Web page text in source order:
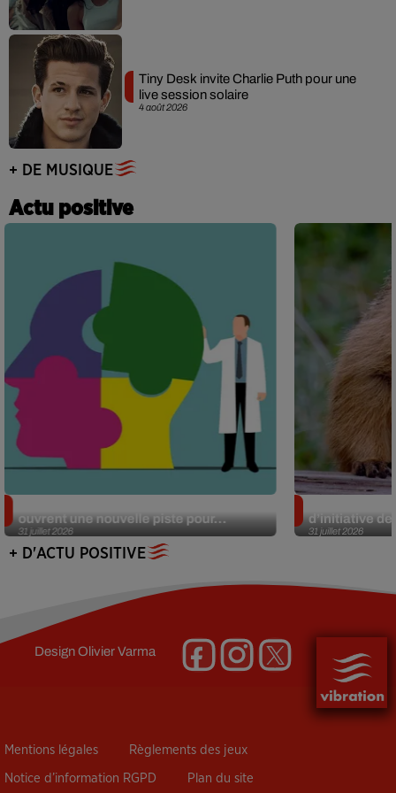
4 août 2026
Tiny Desk invite Charlie Puth pour une
live session solaire
+ DE MUSIQUE
Actu positive
31 juillet 2026
ouvrent une nouvelle piste pour...
31 juillet 2026
d’initiative
+ D'ACTU POSITIVE
DesignOlivier Varma
Mentions légales Règlements des jeux
Notice d’information RGPD Plan du site